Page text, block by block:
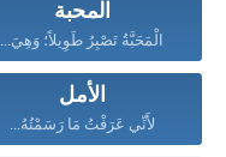
المحبة
الْمَحَبَّةُ تَصْبِرُ طَوِيلاً؛ وَهِيَ...
الأمل
لأَنِّي عَرَفْتُ مَا رَسَمْتُهُ...